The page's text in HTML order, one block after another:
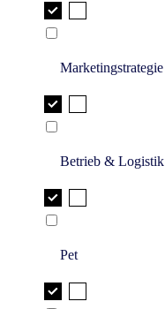
Marketingstrategie
Betrieb & Logistik
Pet